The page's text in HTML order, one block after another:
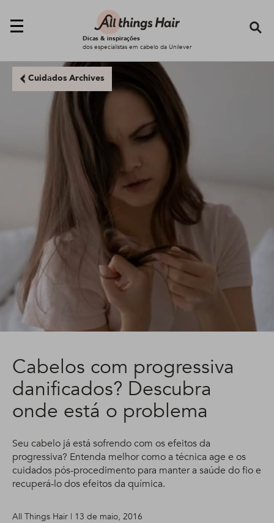
Dicas & inspirações
dos especialistas em cabelo da Unilever
Cuidados Archives
Cabelos com progressiva
danificados? Descubra
onde está o problema
Seu cabelo já está sofrendo com os efeitos da
progressiva? Entenda melhor como a técnica age e os
cuidados pós-procedimento para manter a saúde do fio e
recuperá-lo dos efeitos da química.
All Things Hair | 13 de maio, 2016